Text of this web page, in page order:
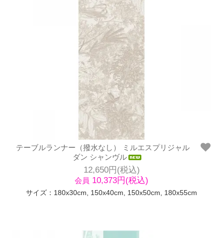
テーブルランナー（撥水なし） ミルエスプリジャル
ダン シャンヴル
12,650円(税込)
会員 10,373円(税込)
サイズ：180x30cm, 150x40cm, 150x50cm, 180x55cm